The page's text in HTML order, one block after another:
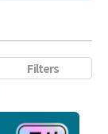
Filters